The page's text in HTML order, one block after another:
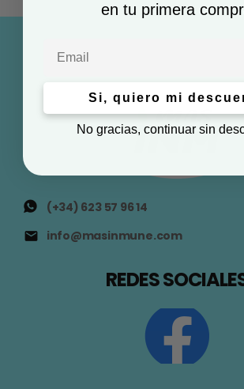
(+34) 623 57 96 14
info@masinmune.com
REDES
en tu primera
Si, quiero mi
No gracias, continuar sin